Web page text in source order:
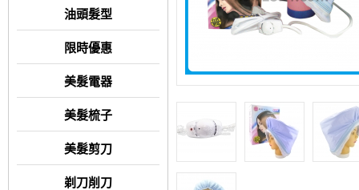
油頭髮型
限時優惠
美髮電器
美髮梳子
美髮剪刀
剃刀削刀